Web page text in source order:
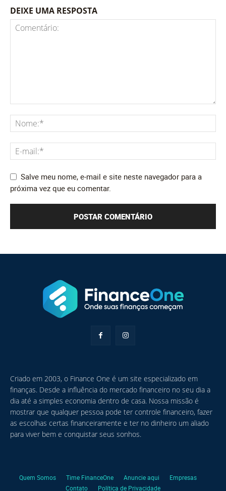
DEIXE UMA RESPOSTA
Salve meu nome, e-mail e site neste navegador para a
próxima vez que eu comentar.
Criado em 2003, o Finance One é um site especializado em
finanças. Desde a influência do mercado financeiro no seu dia a
dia até a simples economia dentro de casa. Nossa missão é
mostrar que qualquer pessoa pode ter controle financeiro, fazer
as escolhas certas financeiramente e ter no dinheiro um aliado
para viver bem e conquistar seus sonhos.
Quem Somos Time FinanceOne Anuncie aqui
Empresas
Contato
Política de Privacidade